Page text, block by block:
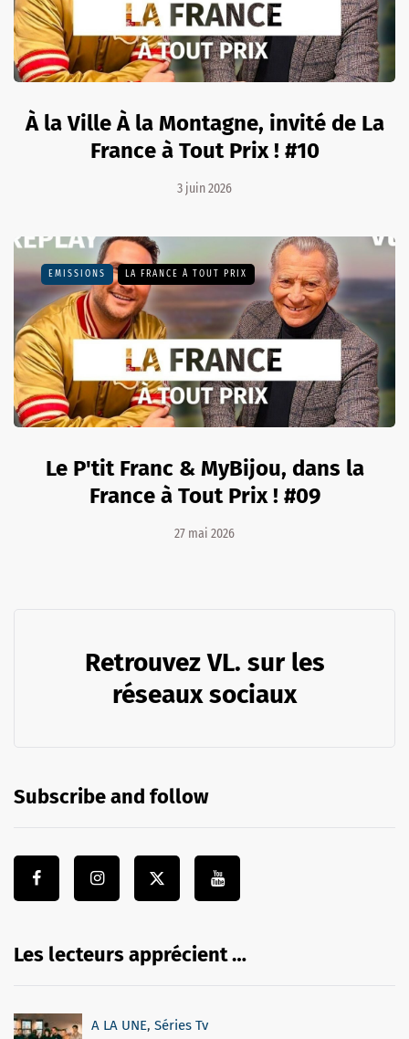
À la Ville À la Montagne, invité de La
France à Tout Prix ! #10
3 juin 2026
EMISSIONS LA FRANCE À TOUT PRIX
Le P'tit Franc & MyBijou, dans la
France à Tout Prix ! #09
27 mai 2026
Retrouvez VL. sur les
réseaux sociaux
Subscribe and follow
Les lecteurs apprécient …
A LA UNE, Séries Tv